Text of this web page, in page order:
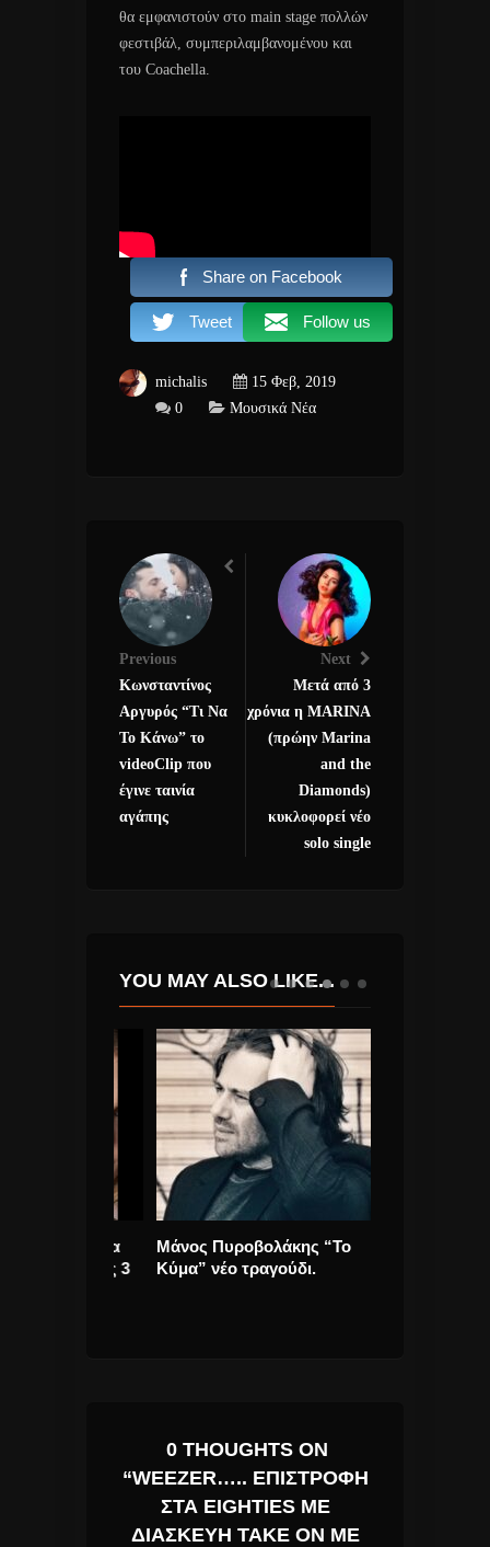
θα εμφανιστούν στο main stage πολλών
φεστιβάλ, συμπεριλαμβανομένου και
του Coachella.
Share on Facebook
Tweet Follow us
michalis
15 Φεβ, 2019
0
Μουσικά Νέα
Previous
Κωνσταντίνος
Αργυρός “Τι Να
Το Κάνω” το
videoClip που
έγινε ταινία
αγάπης
Next
Μετά από 3
χρόνια η MARINA
(πρώην Marina
and the
Diamonds)
κυκλοφορεί νέο
solo single
YOU MAY ALSO LIKE...
Μάνος Πυροβολάκης “Το
Κύμα” νέο τραγούδι.
0 THOUGHTS ON
“WEEZER….. ΕΠΙΣΤΡΟΦΉ
ΣΤΑ EIGHTIES ΜΕ
ΔΙΑΣΚΕΥΉ TAKE ON ME